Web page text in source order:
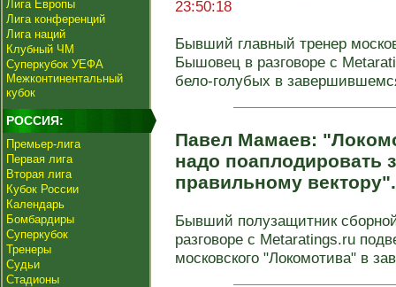
Лига Европы
Лига конференций
Лига наций
Клубный ЧМ
Суперкубок УЕФА
Межконтинентальный
кубок
РОССИЯ:
Премьер-лига
Первая лига
Вторая лига
Кубок России
Календарь
Бомбардиры
Суперкубок
Тренеры
Судьи
Стадионы
23:50:18
Бывший главный тренер
Бышовец в разговоре с
бело-голубых в
Павел Мамаев:
надо поаплодировать
правильному
Бывший полузащитник
разговоре с Metaratings.ru
московского "Локомотива" в